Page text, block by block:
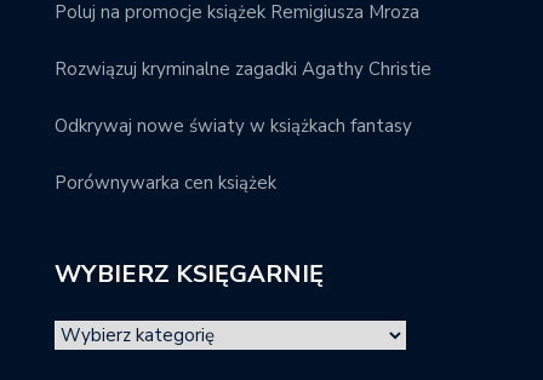
Poluj na promocje książek Remigiusza Mroza
Rozwiązuj kryminalne zagadki Agathy Christie
Odkrywaj nowe światy w książkach fantasy
Porównywarka cen książek
WYBIERZ KSIĘGARNIĘ